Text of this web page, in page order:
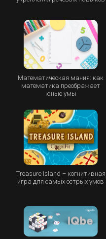
Математическая мания: как
математика преображает
юные умы
Treasure Island – когнитивная
игра для самых острых умов